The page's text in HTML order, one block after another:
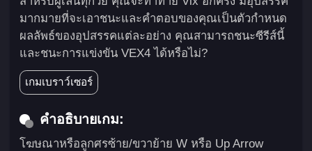
มากมายที่จะเอาชนะและคำตอบของคุณเป็นตัวกำหนด
ผลลัพธ์ของอุปสรรคแต่ละอย่าง คุณสามารถชนะซีรีส์นี้
และชนะการแข่งขัน VEX4 ได้หรือไม่?
เกมเบราว์เซอร์
คำอธิบายเกม:
โฆษณาหรือลูกศรซ้าย/ขวาย้าย W หรือ Up Arrow